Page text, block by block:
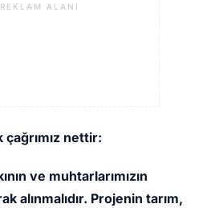
REKLAM ALANI
nettir:
ve muhtarlarımızın
alınmalıdır. Projenin tarım,